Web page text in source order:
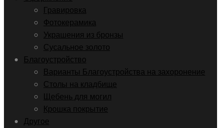
Гравировка
Фотокерамика
Украшения из бронзы
Сусальное золото
Благоустройство
Варианты Благоустройства на захоронение
Столы на кладбище
Щебень для могил
Крошка покрытие
Другое